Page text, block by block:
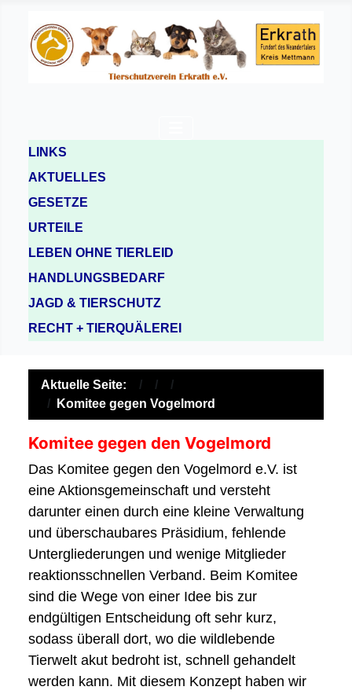
LINKS
AKTUELLES
GESETZE
URTEILE
LEBEN OHNE TIERLEID
HANDLUNGSBEDARF
JAGD & TIERSCHUTZ
RECHT + TIERQUÄLEREI
Aktuelle Seite:
Komitee gegen Vogelmord
Komitee gegen den Vogelmord
Das Komitee gegen den Vogelmord e.V. ist
eine Aktionsgemeinschaft und versteht
darunter einen durch eine kleine Verwaltung
und überschaubares Präsidium, fehlende
Untergliederungen und wenige Mitglieder
reaktionsschnellen Verband. Beim Komitee
sind die Wege von einer Idee bis zur
endgültigen Entscheidung oft sehr kurz,
sodass überall dort, wo die wildlebende
Tierwelt akut bedroht ist, schnell gehandelt
werden kann. Mit diesem Konzept haben wir